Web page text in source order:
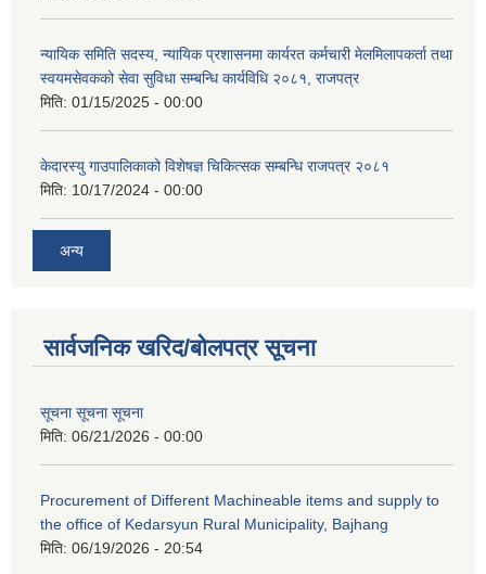
न्यायिक समिति सदस्य, न्यायिक प्रशासनमा कार्यरत कर्मचारी मेलमिलापकर्ता तथा
स्वयमसेवकको सेवा सुविधा सम्बन्धि कार्यविधि २०८१, राजपत्र
मिति: 01/15/2025 - 00:00
केदारस्यु गाउपालिकाको विशेषज्ञ चिकित्सक सम्बन्धि राजपत्र २०८१
मिति: 10/17/2024 - 00:00
अन्य
सार्वजनिक खरिद/बोलपत्र सूचना
सूचना सूचना सूचना
मिति: 06/21/2026 - 00:00
Procurement of Different Machineable items and supply to
the office of Kedarsyun Rural Municipality, Bajhang
मिति: 06/19/2026 - 20:54